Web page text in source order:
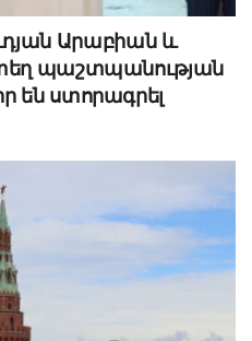
Արաբիան և
պաշտպանության
են ստորագրել